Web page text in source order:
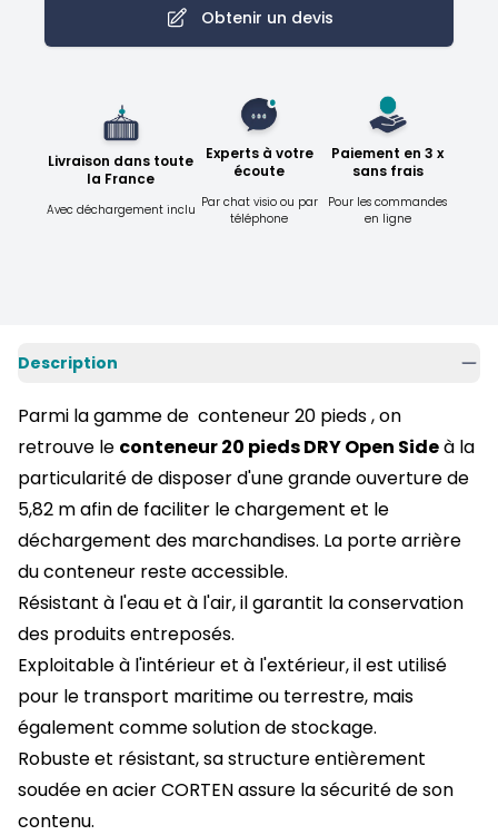
Obtenir un devis
Livraison dans toute
la France
Avec déchargement inclu
Experts à votre
écoute
Par chat visio ou par
téléphone
Paiement en 3 x
sans frais
Pour les commandes
en ligne
Description
Parmi la gamme de conteneur 20 pieds, on
retrouve le conteneur 20 pieds DRY Open Sideà la
particularité de disposer d'une grande ouverture de
5,82 m afin de faciliter le chargement et le
déchargement des marchandises. La porte arrière
du conteneur reste accessible.
Résistant à l'eau et à l'air, il garantit la conservation
des produits entreposés.
Exploitable à l'intérieur et à l'extérieur, il est utilisé
pour le transport maritime ou terrestre, mais
également comme solution de stockage.
Robuste et résistant, sa structure entièrement
soudée en acier CORTEN assure la sécurité de son
contenu.